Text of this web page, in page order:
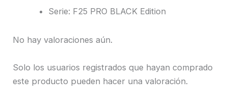
Serie: F25 PRO BLACK Edition
No hay valoraciones aún.
Solo los usuarios registrados que hayan comprado
este producto pueden hacer una valoración.